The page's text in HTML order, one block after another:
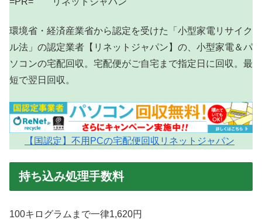
環境省・経済産業省から認定を受けた「小型家電リサイク
ル法」の認定業者【リネットジャパン】の、小型家電＆パ
ソコンの宅配回収。宅配便がご自宅まで指定日に回収。最
短で翌日回収。
【国認定】不用PCの宅配便回収リネットジャパン
持ち込み処理手数料
100キログラムまで一律1,620円